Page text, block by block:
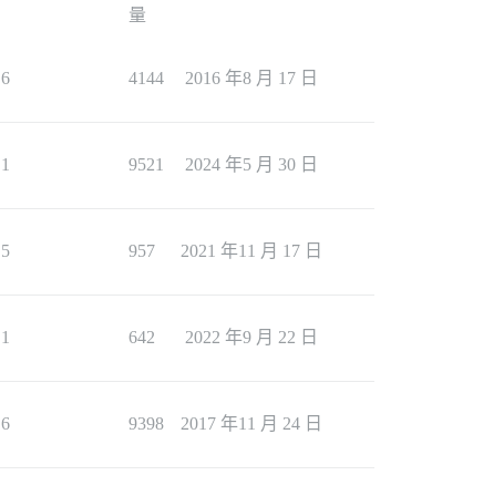
量
6 4144 2016 年8 月 17 日
1 9521 2024 年5 月 30 日
5 957 2021 年11 月 17 日
1 642 2022 年9 月 22 日
6 9398 2017 年11 月 24 日